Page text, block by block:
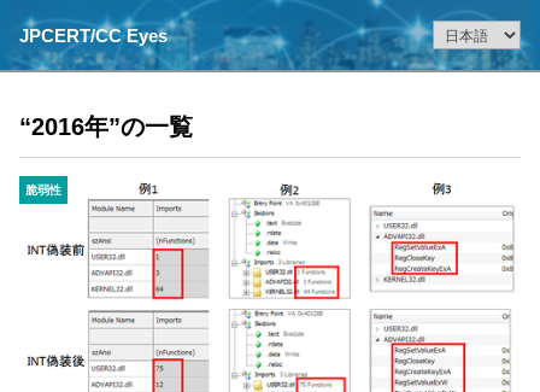
JPCERT/CC Eyes
“2016年”の一覧
脆弱性